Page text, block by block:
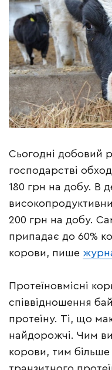
Сьогодні добовий
господарстві
180 грн на добу. В
200 грн на добу.
припадає до 60%
корови, пише
Протеїновмісні
співвідношення
протеїну. Ті, що
найдорожчі. Чим
корови, тим